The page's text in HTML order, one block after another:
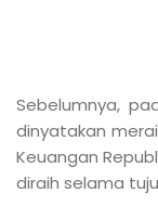
Sebelumnya,
dinyatakan
Keuangan
diraih selama